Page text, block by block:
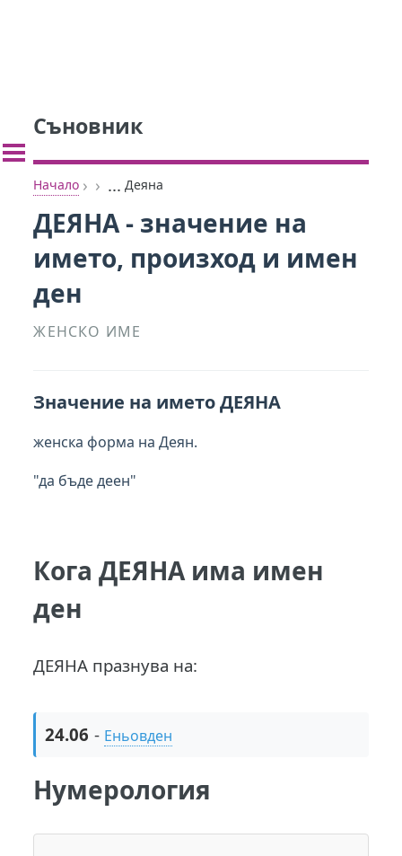
Съновник
Начало › › ... Деяна
ДЕЯНА - значение на
името, произход и имен
ден
ЖЕНСКО ИМЕ
Значение на името ДЕЯНА
женска форма на Деян.
"да бъде деен"
Кога ДЕЯНА има имен
ден
ДЕЯНА празнува на:
24.06 - Еньовден
Нумерология